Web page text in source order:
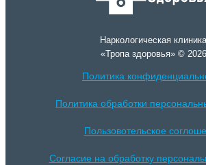
Наркологическая клиника
«Тропа здоровья» © 2026
Политика
Политика обработки
Пользовотельское
Согласие на обработку